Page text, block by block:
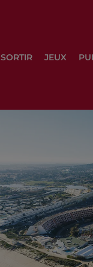
SORTIR JEUX